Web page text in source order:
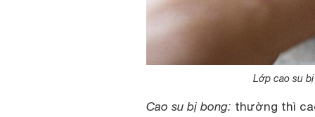
Lớp cao su
Cao su bị bong: thường thì